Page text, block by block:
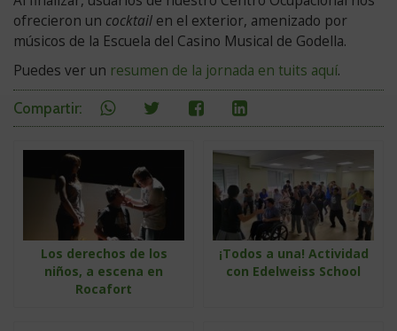
ofrecieron un cocktail en el exterior, amenizado por
músicos de la Escuela del Casino Musical de Godella.
Puedes ver un resumen de la jornada en tuits aquí.
Compartiren
redes
:
Compartir
en
Compartir
en
Twitter
Compartir
en
Facebook
Compartir
en
Linkedin
interese
Los derechos de los
niños, a escena en
Rocafort
¡Todos a una! Actividad
con Edelweiss School